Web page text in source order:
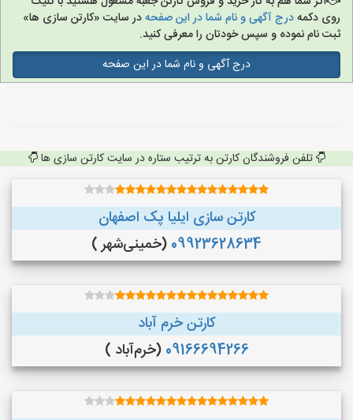
روی دکمهدرج آگهی و نام شما در این صفحهدر سایت «کارتن سازی ها»
ثبت نام نموده و سپس خودتان را معرفی کنید.
درج آگهی و نام شما در این صفحه
تلفن فروشندگان کارتن به ترتیب ستاره در سایت کارتن سازی ها
کارتن سازی ایلیا پک اصفهان
09923628634 (خمینی‌شهر )
کارتن خرم آباد
09166694266 (خرم‌آباد )